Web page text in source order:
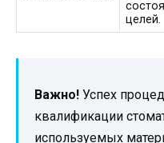
целей.
Важно! Успех
квалификации
используемых